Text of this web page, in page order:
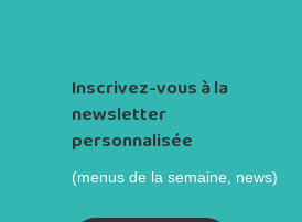
Inscrivez-vous à la
newsletter
personnalisée
(menus de la semaine, news)